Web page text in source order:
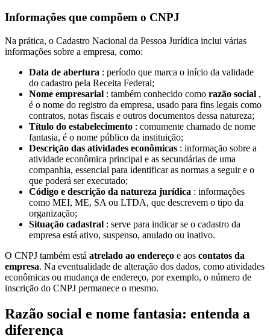
Informações que compõem o CNPJ
Na prática, o Cadastro Nacional da Pessoa Jurídica inclui várias
informações sobre a empresa, como:
Data de abertura : período que marca o início da validade
do cadastro pela Receita Federal;
Nome empresarial : também conhecido como razão social ,
é o nome do registro da empresa, usado para fins legais como
contratos, notas fiscais e outros documentos dessa natureza;
Título do estabelecimento : comumente chamado de nome
fantasia, é o nome público da instituição;
Descrição das atividades econômicas : informação sobre a
atividade econômica principal e as secundárias de uma
companhia, essencial para identificar as normas a seguir e o
que poderá ser executado;
Código e descrição da natureza jurídica : informações
como MEI, ME, SA ou LTDA, que descrevem o tipo da
organização;
Situação cadastral : serve para indicar se o cadastro da
empresa está ativo, suspenso, anulado ou inativo.
O CNPJ também está atrelado ao endereço e aos contatos da
empresa. Na eventualidade de alteração dos dados, como atividades
econômicas ou mudança de endereço, por exemplo, o número de
inscrição do CNPJ permanece o mesmo.
Razão social e nome fantasia: entenda a
diferença